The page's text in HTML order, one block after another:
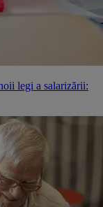
legi a salarizării: